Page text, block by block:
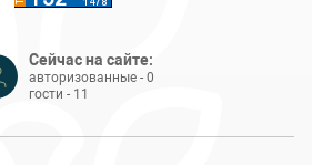
Сейчас на сайте:
авторизованные - 0
гости - 11